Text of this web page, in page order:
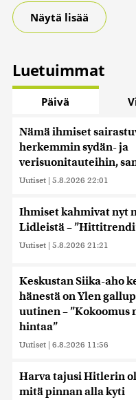
Näytä lisää
Luetuimmat
Päivä
Nämä ihmiset
herkemmin sydän- ja
verisuonitauteihin,
Uutiset | 5.8.2026 22:01
Ihmiset kahmivat nyt
Lidleistä –
Uutiset | 5.8.2026 21:21
Keskustan Siika-aho
hänestä on Ylen
uutinen – ”Kokoomus
hintaa”
Uutiset | 6.8.2026 11:56
Harva tajusi Hitlerin
mitä pinnan alla kyti